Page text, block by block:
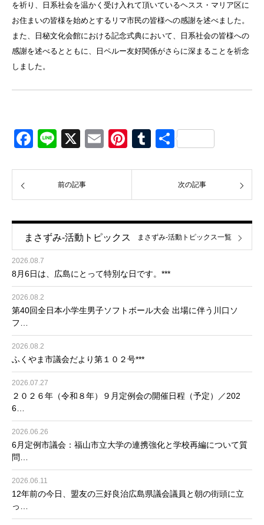
を祈り、日系社会を温かく受け入れて頂いているヘスス・マリア区に
お住まいの皆様を始めとするリマ市民の皆様への感謝を述べました。
また、日秘文化会館における記念式典において、日系社会の皆様への
感謝を述べるとともに、日ペルー友好関係がさらに深まることを祈念
しました。
Facebook
Line
X EmailPinterest
Tumblr
共
前の記事 次の記事
まさずみ-活動トピックス
2026.08.7
8月6日は、広島にとって特別な日です。***
2026.08.2
第40回全日本小学生男子ソフトボール大会 出場に伴う川口ソ
フ…
2026.08.2
ふくやま市議会だより第１０２号***
2026.07.27
２０２６年（令和８年）９月定例会の開催日程（予定）／202
6…
2026.06.26
6月定例市議会：福山市立大学の連携強化と学校再編について質
問…
2026.06.11
12年前の今日、盟友の三好良治広島県議会議員と朝の街頭に立
っ…
まさずみ-活動トピックス一覧